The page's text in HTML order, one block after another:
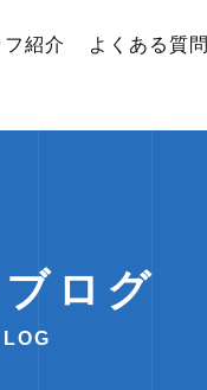
フ紹介 よくある質問
ログ